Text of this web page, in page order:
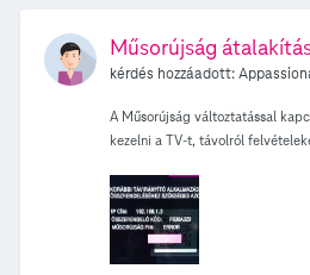
Műsorújság
kérdés hozzáadott:
A Műsorújság változtatással
kezelni a TV-t, távolról
"ERROR" bejegyzés szerepel.